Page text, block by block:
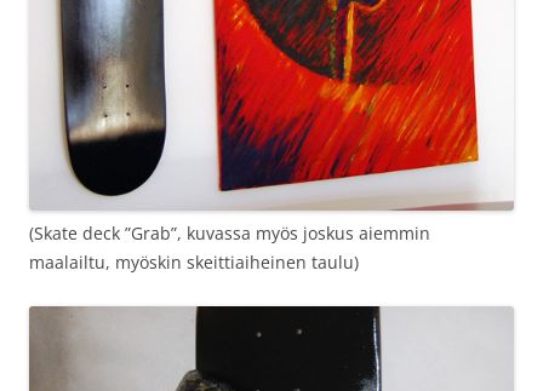
(Skate deck ”Grab”, kuvassa myös joskus aiemmin
maalailtu, myöskin skeittiaiheinen taulu)